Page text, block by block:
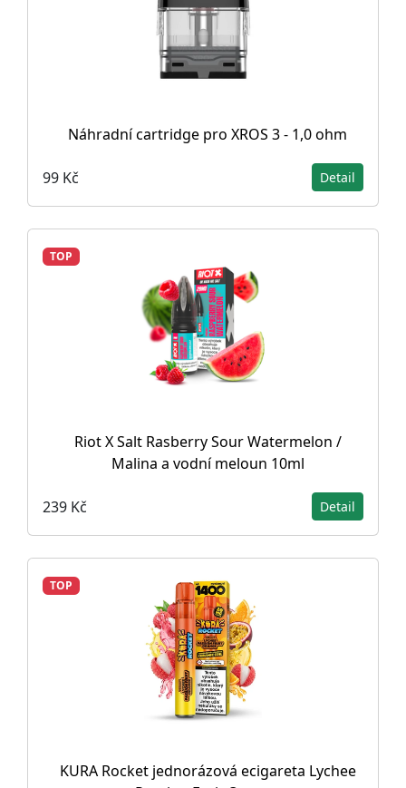
Náhradní cartridge pro XROS 3 - 1,0 ohm
99 Kč Detail
TOP
Riot X Salt Rasberry Sour Watermelon /
Malina a vodní meloun 10ml
239 Kč Detail
TOP
KURA Rocket jednorázová ecigareta Lychee